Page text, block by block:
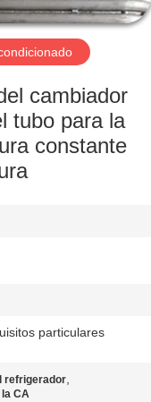
cambiador
tubo para la
constante
particulares
refrigerador,
CA